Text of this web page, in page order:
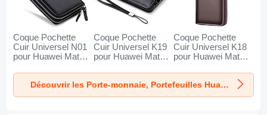
Coque Pochette
Cuir Universel N01
pour Huawei Mate
Noir
Coque Pochette
Cuir Universel K19
pour Huawei Mate
Noir
Coque Pochette
Cuir Universel K18
pour Huawei Mate
Marron
Découvrir les Porte-monnaie, Portefeuilles Huawei Mate 60 RS Ultimate